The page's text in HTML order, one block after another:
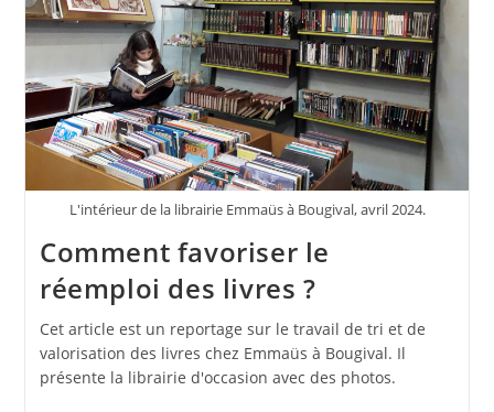
L'intérieur de la librairie Emmaüs à Bougival, avril 2024.
Comment favoriser le
réemploi des livres ?
Cet article est un reportage sur le travail de tri et de
valorisation des livres chez Emmaüs à Bougival. Il
présente la librairie d'occasion avec des photos.